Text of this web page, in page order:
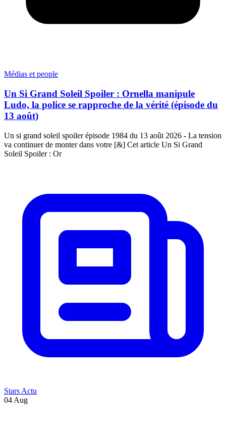
Médias et people
Un Si Grand Soleil Spoiler : Ornella manipule
Ludo, la police se rapproche de la vérité (épisode du
13 août)
Un si grand soleil spoiler épisode 1984 du 13 août 2026 - La tension
va continuer de monter dans votre [&] Cet article Un Si Grand
Soleil Spoiler : Or
Stars Actu
04 Aug